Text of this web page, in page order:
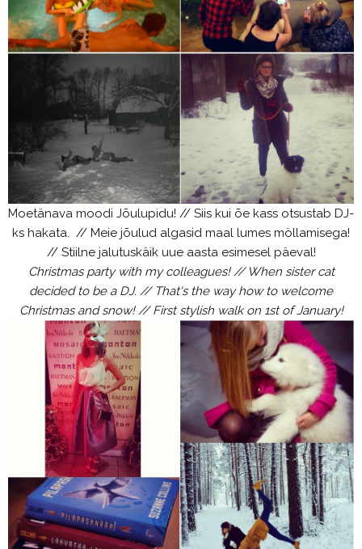
Moetänava moodi Jõulupidu! // Siis kui õe kass otsustab DJ-
ks hakata. // Meie jõulud algasid maal lumes möllamisega!
// Stiilne jalutuskäik uue aasta esimesel päeval!
Christmas party with my colleagues! // When sister cat
decided to be a DJ. // That's the way how to welcome
Christmas and snow! // First stylish walk on 1st of January!